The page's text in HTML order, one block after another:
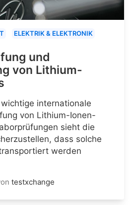
ELEKTRIK & ELEKTRONIK
und
von Lithium-
internationale
von Lithium-Ionen-
sieht die
dass solche
werden
testxchange